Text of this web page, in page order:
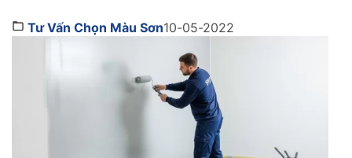
không chỉ quyết định vẻ đẹp của ngôi nhà mà còn
Tư Vấn Chọn Màu Sơn10-05-2022